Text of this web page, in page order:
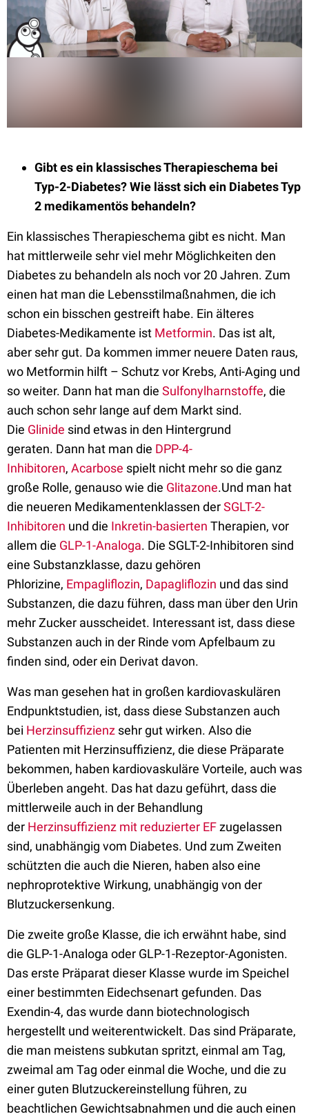
Gibt es ein klassisches Therapieschema bei
Typ-2-Diabetes? Wie lässt sich ein Diabetes Typ
2 medikamentös behandeln?
Ein klassisches Therapieschema gibt es nicht. Man
hat mittlerweile sehr viel mehr Möglichkeiten den
Diabetes zu behandeln als noch vor 20 Jahren. Zum
einen hat man die Lebensstilmaßnahmen, die ich
schon ein bisschen gestreift habe. Ein älteres
Diabetes-Medikamente ist Metformin. Das ist alt,
aber sehr gut. Da kommen immer neuere Daten raus,
wo Metformin hilft – Schutz vor Krebs, Anti-Aging und
so weiter. Dann hat man die Sulfonylharnstoffe, die
auch schon sehr lange auf dem Markt sind.
Die Glinide sind etwas in den Hintergrund
geraten. Dann hat man die DPP-4-
Inhibitoren, Acarbose spielt nicht mehr so die ganz
große Rolle, genauso wie die Glitazone.Und man hat
die neueren Medikamentenklassen derSGLT-2-
Inhibitoren und die Inkretin-basierten Therapien, vor
allem die GLP-1-Analoga. Die SGLT-2-Inhibitoren sind
eine Substanzklasse, dazu gehören
Phlorizine, Empagliflozin, Dapagliflozin und das sind
Substanzen, die dazu führen, dass man über den Urin
mehr Zucker ausscheidet. Interessant ist, dass diese
Substanzen auch in der Rinde vom Apfelbaum zu
finden sind, oder ein Derivat davon.
Was man gesehen hat in großen kardiovaskulären
Endpunktstudien, ist, dass diese Substanzen auch
bei Herzinsuffizienz sehr gut wirken. Also die
Patienten mit Herzinsuffizienz, die diese Präparate
bekommen, haben kardiovaskuläre Vorteile, auch was
Überleben angeht. Das hat dazu geführt, dass die
mittlerweile auch in der Behandlung
der Herzinsuffizienz mit reduzierter EFzugelassen
sind, unabhängig vom Diabetes. Und zum Zweiten
schützten die auch die Nieren, haben also eine
nephroprotektive Wirkung, unabhängig von der
Blutzuckersenkung.
Die zweite große Klasse, die ich erwähnt habe, sind
die GLP-1-Analoga oder GLP-1-Rezeptor-Agonisten.
Das erste Präparat dieser Klasse wurde im Speichel
einer bestimmten Eidechsenart gefunden. Das
Exendin-4, das wurde dann biotechnologisch
hergestellt und weiterentwickelt. Das sind Präparate,
die man meistens subkutan spritzt, einmal am Tag,
zweimal am Tag oder einmal die Woche, und die zu
einer guten Blutzuckereinstellung führen, zu
beachtlichen Gewichtsabnahmen und die auch einen